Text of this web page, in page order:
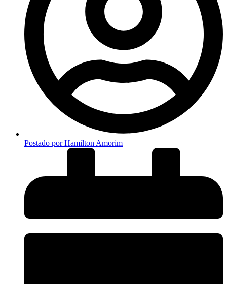
Postado porHamilton Amorim